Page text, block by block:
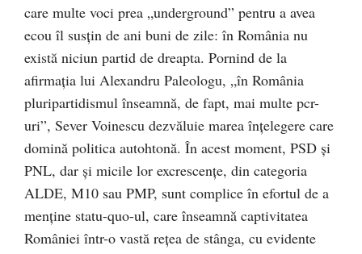
care multe voci prea „underground” pentru a avea
ecou îl susţin de ani buni de zile: în România nu
există niciun partid de dreapta. Pornind de la
afirmaţia lui Alexandru Paleologu, „în România
pluripartidismul înseamnă, de fapt, mai multe pcr-
uri”, Sever Voinescu dezvăluie marea înţelegere care
domină politica autohtonă. În acest moment, PSD şi
PNL, dar şi micile lor excrescenţe, din categoria
ALDE, M10 sau PMP, sunt complice în efortul de a
menţine statu-quo-ul, care înseamnă captivitatea
României într-o vastă reţea de stânga, cu evidente